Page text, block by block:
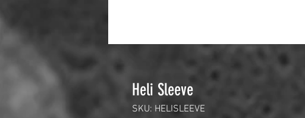
Heli Sleeve
SKU: HELISLEEVE